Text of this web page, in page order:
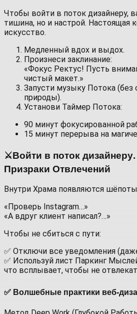
Чтобы войти в поток дизайнеру,
тишина, но и настрой. Настоящая
искусство.
Медленный вдох и выдох.
Произнеси заклинание:
«Фокус Ректус! Пусть
чистый макет.»
Запусти музыку Потока (без
природы).
Установи Таймер Потока:
90 минут фокусированной
15 минут перерыва на
⚔️Войти в поток
Призраки Отвлечений
Внутри Храма появляются
«Проверь Instagram…»
«А вдруг клиент написал?…»
Чтобы не сбиться с пути:
✅ Отключи все уведомления
✅ Используй лист Паркинг
что всплывает, чтобы не
✅ Волшебные практики веб-